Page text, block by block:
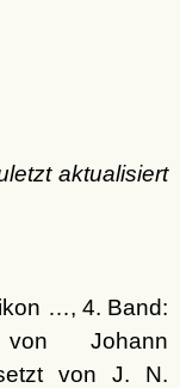
aktualisiert
…, 4. Band:
von Johann
von J. N.